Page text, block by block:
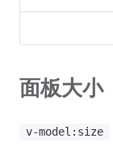
面板大小
v-model:size